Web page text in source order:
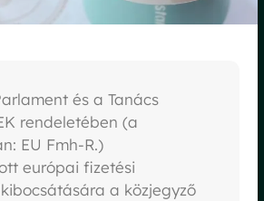
és a Tanács
rendeletében (a
EU Fmh-R.)
európai fizetési
a közjegyző